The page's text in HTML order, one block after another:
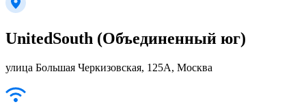
UnitedSouth (Объединенный юг)
улица Большая Черкизовская, 125А, Москва